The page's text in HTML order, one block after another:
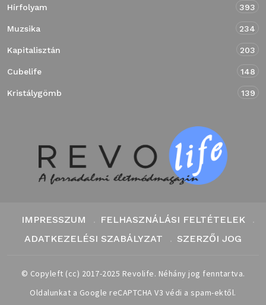
Hírfolyam 393
Muzsika 234
Kapitalisztán 203
Cubelife 148
Kristálygömb 139
IMPRESSZUM
FELHASZNÁLÁSI FELTÉTELEK
ADATKEZELÉSI SZABÁLYZAT
SZERZŐI JOG
© Copyleft (cc) 2017-2025 Revolife. Néhány jog fenntartva.
Oldalunkat a Google reCAPTCHA V3 védi a spam-ektől.